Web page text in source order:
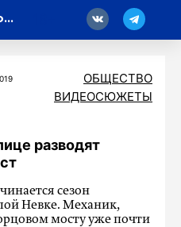
Как в Северной столице разводят самый красивый мост
ОБЩЕСТВО
ВИДЕОСЮЖЕТЫ
разводят
сезон
Невке. Механик,
мосту уже почти